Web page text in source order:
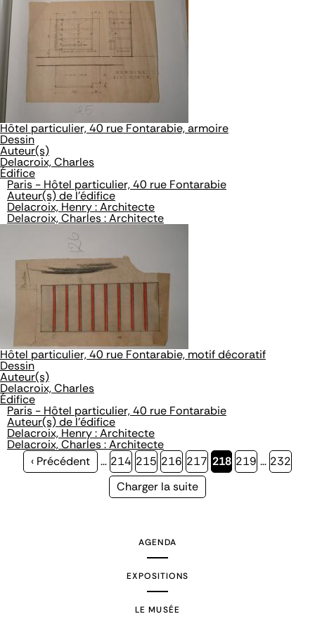
Hôtel particulier, 40 rue Fontarabie, armoire
Dessin
Auteur(s)
Delacroix, Charles
Édifice
Paris - Hôtel particulier, 40 rue Fontarabie
Auteur(s) de l'édifice
Delacroix, Henry : Architecte
Delacroix, Charles : Architecte
Hôtel particulier, 40 rue Fontarabie, motif décoratif
Dessin
Auteur(s)
Delacroix, Charles
Édifice
Paris - Hôtel particulier, 40 rue Fontarabie
Auteur(s) de l'édifice
Delacroix, Henry : Architecte
Delacroix, Charles : Architecte
Page
‹ Précédent … Page
214 Page
215 Page
216 Page
217 Page
218 Page
219 … Page
232
Page
Charger la suite
AGENDA
EXPOSITIONS
LE MUSÉE